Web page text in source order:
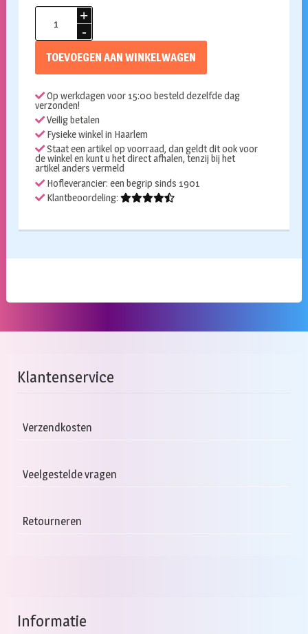
paintstick
TOEVOEGEN AAN WINKELWAGEN
Op werkdagen voor 15:00 besteld dezelfde dag
verzonden!
Veilig betalen
Fysieke winkel in Haarlem
Staat een artikel op voorraad, dan geldt dit ook voor
de winkel en kunt u het direct afhalen, tenzij bij het
artikel anders vermeld
Hofleverancier: een begrip sinds 1901
Klantbeoordeling:
Klantenservice
Verzendkosten
Veelgestelde vragen
Retourneren
Informatie